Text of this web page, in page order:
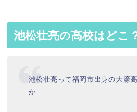
池松壮亮の高校はどこ
池松壮亮って福岡市出身の大濠
か……